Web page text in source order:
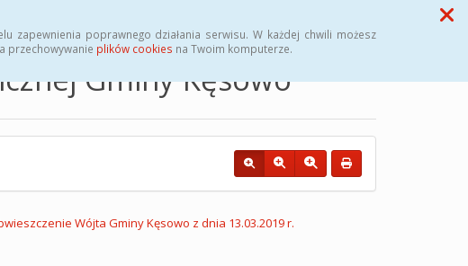
zapewnienia poprawnego działania serwisu. W każdej chwili możesz
przechowywanie plików cookies na Twoim komputerze.
Gminy Kęsowo
Wójta Gminy Kęsowo z dnia 13.03.2019 r.